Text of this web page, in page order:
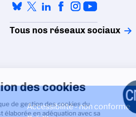
Tous nos réseaux sociaux
Accessibilité - non conforme
Gestion des cookies
La politique de gestion des cookies du
CNRS est élaborée en adéquation avec sa